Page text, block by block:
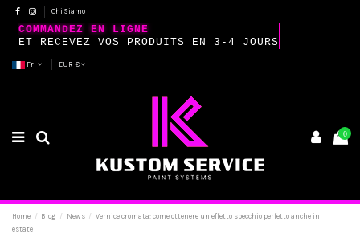
Chi Siamo
COMMANDEZ EN LIGNE
ET RECEVEZ VOS PRODUITS EN 3-4 JOURS
Fr EUR €
0
Home Blog News
Vernice cromata: come ottenere un effetto specchio perfetto anche in
estate